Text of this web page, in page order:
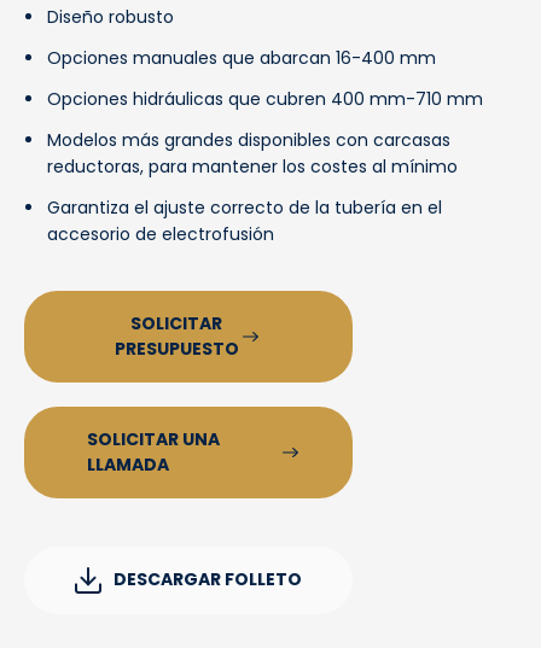
Diseño robusto
Opciones manuales que abarcan 16-400 mm
Opciones hidráulicas que cubren 400 mm-710 mm
Modelos más grandes disponibles con carcasas
reductoras, para mantener los costes al mínimo
Garantiza el ajuste correcto de la tubería en el
accesorio de electrofusión
SOLICITAR
PRESUPUESTO
SOLICITAR UNA
LLAMADA
DESCARGAR FOLLETO